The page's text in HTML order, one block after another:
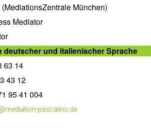
München)
Mediator
deutscher und italienischer Sprache
63 14
43 12
95 41 004
pascalino.de